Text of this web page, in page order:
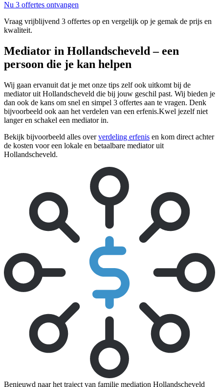
Nu 3 offertes ontvangen
Vraag vrijblijvend 3 offertes op en vergelijk op je gemak de prijs en
kwaliteit.
Mediator in Hollandscheveld – een
persoon die je kan helpen
Wij gaan ervanuit dat je met onze tips zelf ook uitkomt bij de
mediator uit Hollandscheveld die bij jouw geschil past. Wij bieden je
dan ook de kans om snel en simpel 3 offertes aan te vragen. Denk
bijvoorbeeld ook aan het verdelen van een erfenis.Kwel jezelf niet
langer en schakel een mediator in.
Bekijk bijvoorbeeld alles oververdeling erfenis en kom direct achter
de kosten voor een lokale en betaalbare mediator uit
Hollandscheveld.
Benieuwd naar het traject van familie mediation Hollandscheveld